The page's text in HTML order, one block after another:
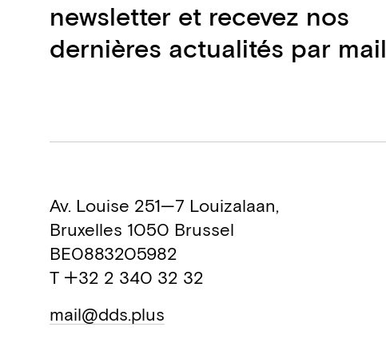
newsletter et recevez nos
dernières actualités par mail
Av. Louise 251—7 Louizalaan,
Bruxelles 1050 Brussel
BE0883205982
T +32 2 340 32 32
mail@dds.plus